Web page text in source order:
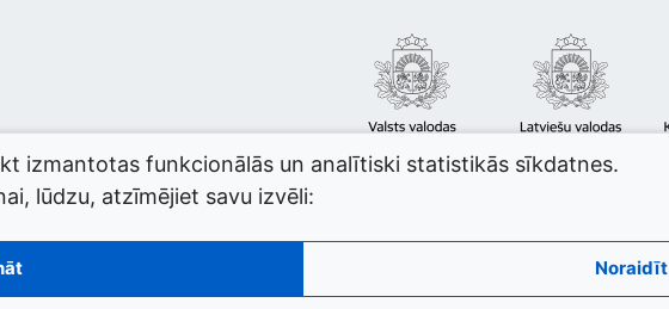
izmantotas funkcionālās un analītiski statistikās sīkdatnes.
lūdzu, atzīmējiet savu izvēli:
Noraidīt